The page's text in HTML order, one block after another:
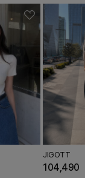
JIGOTT
104,490